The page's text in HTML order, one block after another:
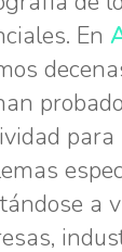
En
para
a